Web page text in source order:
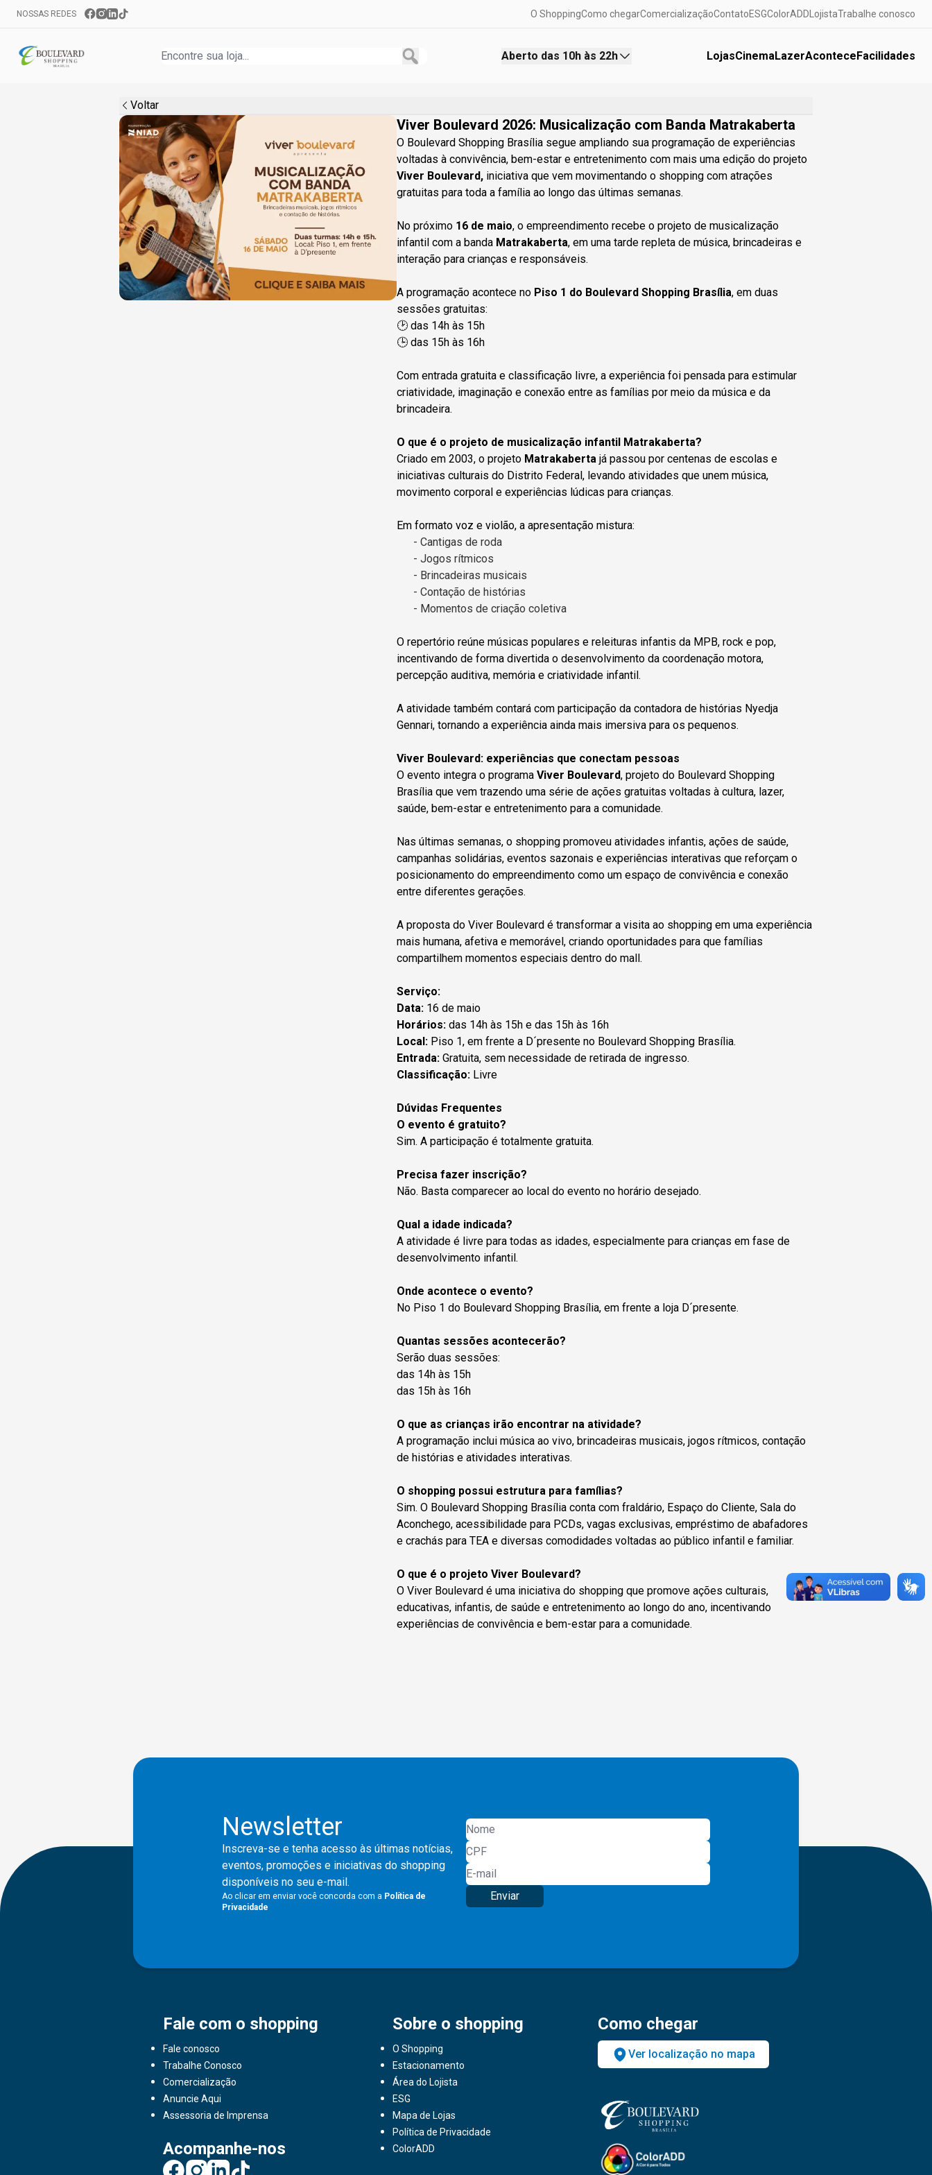
NOSSAS REDES O ShoppingComo chegarComercializaçãoContatoESGColorADD LojistaTrabalhe conosco
Aberto das 10h às 22h LojasCinemaLazerAconteceFacilidades
Voltar
Viver Boulevard 2026: Musicalização com Banda Matrakaberta
O Boulevard Shopping Brasília segue ampliando sua programação de experiências
voltadas à convivência, bem-estar e entretenimento com mais uma edição do projeto
Viver Boulevard, iniciativa que vem movimentando o shopping com atrações
gratuitas para toda a família ao longo das últimas semanas.
No próximo 16 de maio, o empreendimento recebe o projeto de musicalização
infantil com a banda Matrakaberta, em uma tarde repleta de música, brincadeiras e
interação para crianças e responsáveis.
A programação acontece no Piso 1 do Boulevard Shopping Brasília, em duas
sessões gratuitas:
🕑 das 14h às 15h
🕒 das 15h às 16h
Com entrada gratuita e classificação livre, a experiência foi pensada para estimular
criatividade, imaginação e conexão entre as famílias por meio da música e da
brincadeira.
O que é o projeto de musicalização infantil Matrakaberta?
Criado em 2003, o projeto Matrakaberta já passou por centenas de escolas e
iniciativas culturais do Distrito Federal, levando atividades que unem música,
movimento corporal e experiências lúdicas para crianças.
Em formato voz e violão, a apresentação mistura:
- Cantigas de roda
- Jogos rítmicos
- Brincadeiras musicais
- Contação de histórias
- Momentos de criação coletiva
O repertório reúne músicas populares e releituras infantis da MPB, rock e pop,
incentivando de forma divertida o desenvolvimento da coordenação motora,
percepção auditiva, memória e criatividade infantil.
A atividade também contará com participação da contadora de histórias Nyedja
Gennari, tornando a experiência ainda mais imersiva para os pequenos.
Viver Boulevard: experiências que conectam pessoas
O evento integra o programa Viver Boulevard, projeto do Boulevard Shopping
Brasília que vem trazendo uma série de ações gratuitas voltadas à cultura, lazer,
saúde, bem-estar e entretenimento para a comunidade.
Nas últimas semanas, o shopping promoveu atividades infantis, ações de saúde,
campanhas solidárias, eventos sazonais e experiências interativas que reforçam o
posicionamento do empreendimento como um espaço de convivência e conexão
entre diferentes gerações.
A proposta do Viver Boulevard é transformar a visita ao shopping em uma experiência
mais humana, afetiva e memorável, criando oportunidades para que famílias
compartilhem momentos especiais dentro do mall.
Serviço:
Data: 16 de maio
Horários: das 14h às 15h e das 15h às 16h
Local: Piso 1, em frente a D´presente no Boulevard Shopping Brasília.
Entrada: Gratuita, sem necessidade de retirada de ingresso.
Classificação: Livre
Dúvidas Frequentes
O evento é gratuito?
Sim. A participação é totalmente gratuita.
Precisa fazer inscrição?
Não. Basta comparecer ao local do evento no horário desejado.
Qual a idade indicada?
A atividade é livre para todas as idades, especialmente para crianças em fase de
desenvolvimento infantil.
Onde acontece o evento?
No Piso 1 do Boulevard Shopping Brasília, em frente a loja D´presente.
Quantas sessões acontecerão?
Serão duas sessões:
das 14h às 15h
das 15h às 16h
O que as crianças irão encontrar na atividade?
A programação inclui música ao vivo, brincadeiras musicais, jogos rítmicos, contação
de histórias e atividades interativas.
O shopping possui estrutura para famílias?
Sim. O Boulevard Shopping Brasília conta com fraldário, Espaço do Cliente, Sala do
Aconchego, acessibilidade para PCDs, vagas exclusivas, empréstimo de abafadores
e crachás para TEA e diversas comodidades voltadas ao público infantil e familiar.
O que é o projeto Viver Boulevard?
O Viver Boulevard é uma iniciativa do shopping que promove ações culturais,
educativas, infantis, de saúde e entretenimento ao longo do ano, incentivando
experiências de convivência e bem-estar para a comunidade.
Newsletter
Inscreva-se e tenha acesso às últimas notícias,
eventos, promoções e iniciativas do shopping
disponíveis no seu e-mail.
Ao clicar em enviar você concorda com a Política de
Privacidade
Enviar
Fale com o shopping
Fale conosco
Trabalhe Conosco
Comercialização
Anuncie Aqui
Assessoria de Imprensa
Acompanhe-nos
Sobre o shopping
O Shopping
Estacionamento
Área do Lojista
ESG
Mapa de Lojas
Política de Privacidade
ColorADD
Como chegar
Ver localização no mapa